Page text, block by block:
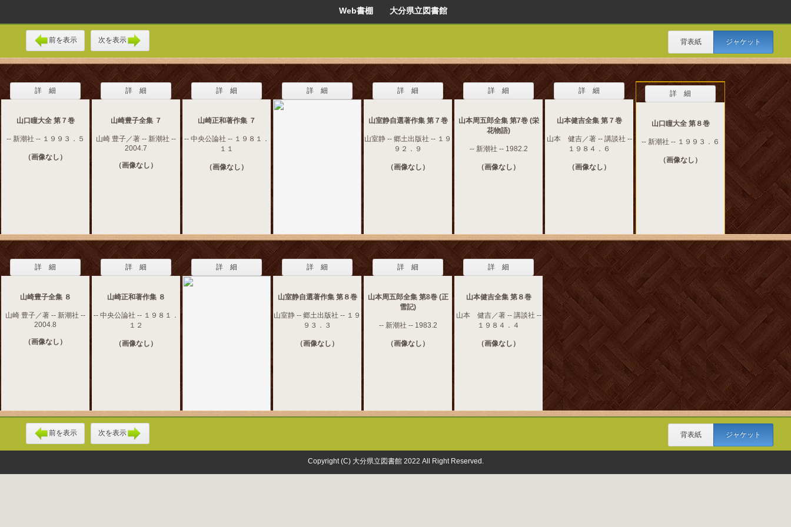
Web書棚 大分県立図書館
前を表示 次を表示 背表紙 ジャケット
詳 細
山口瞳大全 第７巻
-- 新潮社 -- １９９３．５
（画像なし）
詳 細
山崎豊子全集 ７
山崎 豊子／著 -- 新潮社 --
2004.7
（画像なし）
詳 細
山崎正和著作集 ７
-- 中央公論社 -- １９８１．
１１
（画像なし）
詳 細 詳 細
山室静自選著作集 第７巻
山室静 -- 郷土出版社 -- １９
９２．９
（画像なし）
詳 細
山本周五郎全集 第7巻 (栄
花物語)
-- 新潮社 -- 1982.2
（画像なし）
詳 細
山本健吉全集 第７巻
山本 健吉／著 -- 講談社 --
１９８４．６
（画像なし）
詳 細
山口瞳大全 第８巻
-- 新潮社 -- １９９３．６
（画像なし）
詳 細
山崎豊子全集 ８
山崎 豊子／著 -- 新潮社 --
2004.8
（画像なし）
詳 細
山崎正和著作集 ８
-- 中央公論社 -- １９８１．
１２
（画像なし）
詳 細 詳 細
山室静自選著作集 第８巻
山室静 -- 郷土出版社 -- １９
９３．３
（画像なし）
詳 細
山本周五郎全集 第8巻 (正
雪記)
-- 新潮社 -- 1983.2
（画像なし）
詳 細
山本健吉全集 第８巻
山本 健吉／著 -- 講談社 --
１９８４．４
（画像なし）
前を表示 次を表示 背表紙 ジャケット
Copyright (C) 大分県立図書館 2022 All Right Reserved.